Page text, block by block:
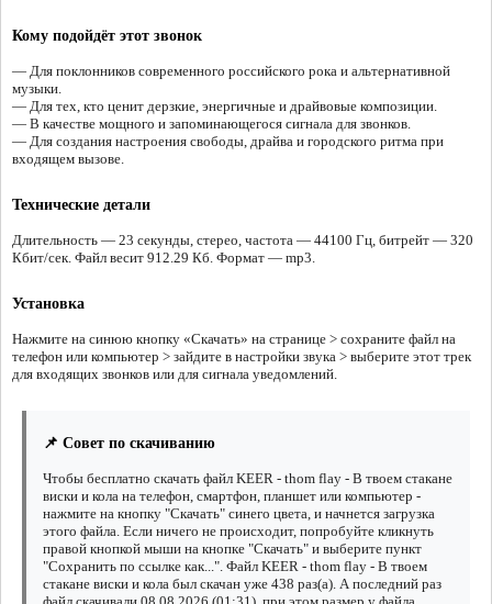
Кому подойдёт этот звонок
— Для поклонников современного российского рока и альтернативной
музыки.
— Для тех, кто ценит дерзкие, энергичные и драйвовые композиции.
— В качестве мощного и запоминающегося сигнала для звонков.
— Для создания настроения свободы, драйва и городского ритма при
входящем вызове.
Технические детали
Длительность — 23 секунды, стерео, частота — 44100 Гц, битрейт — 320
Кбит/сек. Файл весит 912.29 Кб. Формат — mp3.
Установка
Нажмите на синюю кнопку «Скачать» на странице > сохраните файл на
телефон или компьютер > зайдите в настройки звука > выберите этот трек
для входящих звонков или для сигнала уведомлений.
📌 Совет по скачиванию
Чтобы бесплатно скачать файл KEER - thom flay - В твоем стакане
виски и кола на телефон, смартфон, планшет или компьютер -
нажмите на кнопку "Скачать" синего цвета, и начнется загрузка
этого файла. Если ничего не происходит, попробуйте кликнуть
правой кнопкой мыши на кнопке "Скачать" и выберите пункт
"Сохранить по ссылке как...". Файл KEER - thom flay - В твоем
стакане виски и кола был скачан уже 438 раз(а). А последний раз